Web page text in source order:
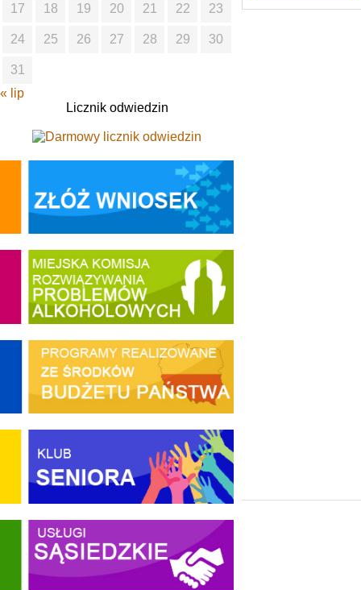
17 18 19 20 21 22 23
24 25 26 27 28 29 30
31
« lip
Licznik odwiedzin